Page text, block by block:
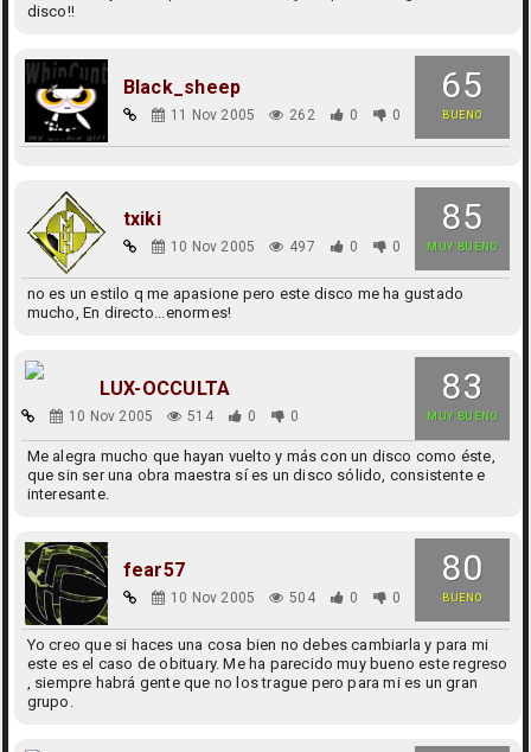
disco!!
65
BUENO
Black_sheep
11 Nov 2005 262 0 0
85
MUY BUENO
txiki
10 Nov 2005 497 0 0
no es un estilo q me apasione pero este disco me ha gustado
mucho, En directo...enormes!
83
MUY BUENO
LUX-OCCULTA
10 Nov 2005 514 0 0
Me alegra mucho que hayan vuelto y más con un disco como éste,
que sin ser una obra maestra sí es un disco sólido, consistente e
interesante.
80
BUENO
fear57
10 Nov 2005 504 0 0
Yo creo que si haces una cosa bien no debes cambiarla y para mi
este es el caso de obituary. Me ha parecido muy bueno este regreso
, siempre habrá gente que no los trague pero para mi es un gran
grupo.